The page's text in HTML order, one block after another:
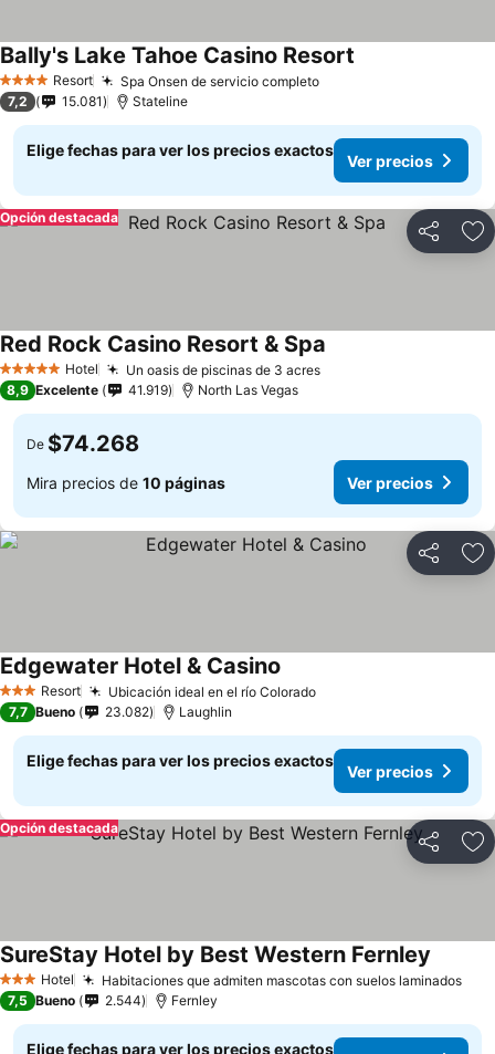
4 EstrellasResort Spa Onsen de servicio completo
Bally's Lake Tahoe Casino Resort
7,2 15.081 Stateline
Elige fechas para ver los precios exactos
Ver precios
Compartir
Opción destacada
5 Estrellas Hotel Un oasis de piscinas de 3 acres
Red Rock Casino Resort & Spa
8,9 Excelente 41.919 North Las Vegas
De $74.268
Mira precios de 10 páginas Ver precios
Compartir
3 EstrellasResort Ubicación ideal en el río Colorado
Edgewater Hotel & Casino
7,7 Bueno 23.082 Laughlin
Elige fechas para ver los precios exactos
Ver precios
Compartir
Opción destacada
3 Estrellas
Hotel Habitaciones que admiten mascotas con suelos laminados
SureStay Hotel by Best Western Fernley
7,5 Bueno 2.544 Fernley
Elige fechas para ver los precios exactos